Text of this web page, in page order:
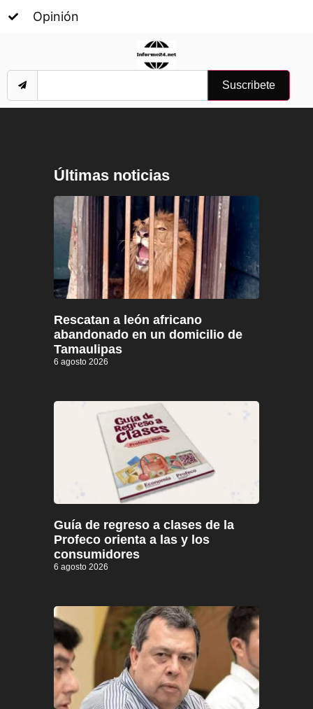
Opinión
Suscribete
Últimas noticias
Rescatan a león africano
abandonado en un domicilio de
Tamaulipas
6 agosto 2026
Guía de regreso a clases de la
Profeco orienta a las y los
consumidores
6 agosto 2026